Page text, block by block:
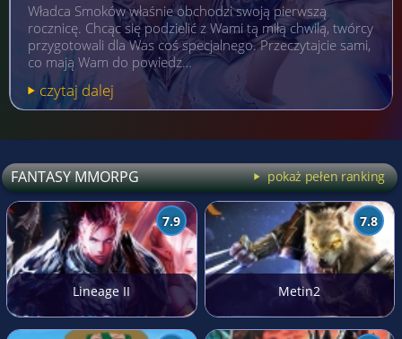
Władca Smoków właśnie obchodzi swoją pierwszą
rocznicę. Chcąc się podzielić z Wami tą miłą chwilą, twórcy
przygotowali dla Was coś specjalnego. Przeczytajcie sami,
co mają Wam do powiedz…
czytaj dalej
FANTASY MMORPG pokaż pełen ranking
7.9
Lineage II
7.8
Metin2